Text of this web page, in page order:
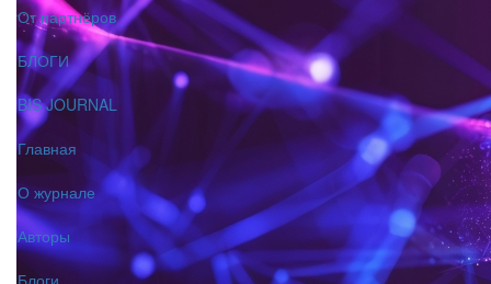
От партнёров
БЛОГИ
BIS JOURNAL
Главная
О журнале
Авторы
Блоги